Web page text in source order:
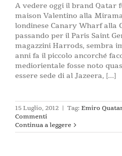
A vedere oggi il brand Qatar
maison Valentino alla
londinese Canary Wharf alla
passando per il Paris Saint
magazzini Harrods, sembra
anni fa il piccolo ancorché
mediorientale fosse noto
essere sede di al Jazeera, [...]
15 Luglio, 2012 | Tag: Emiro
Commenti
Continua a leggere